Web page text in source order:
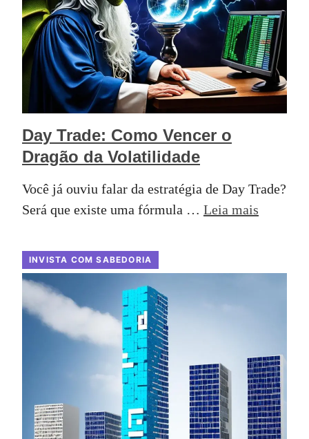
Day Trade: Como Vencer o
Dragão da Volatilidade
Você já ouviu falar da estratégia de Day Trade?
Será que existe uma fórmula … Leia mais
INVISTA COM SABEDORIA